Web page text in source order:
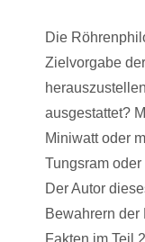
Die
Zielvorgabe
ausgestattet?
Miniwatt oder
Tungsram
Der Autor
Bewahrern
Fakten im Teil